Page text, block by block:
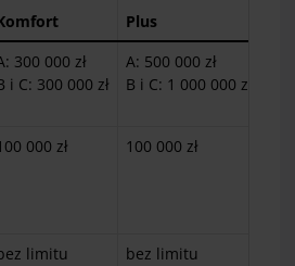
Plus
300 000 zł
i C: 300 000 zł
A: 500 000 zł
B i C: 1 000 000 zł
000 zł 100 000 zł
limitu bez limitu